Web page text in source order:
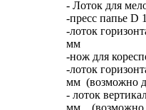
- Лоток для
-пресс папье D
-лоток
мм
-нож для
-лоток
мм (возможно
- лоток
мм (возможно